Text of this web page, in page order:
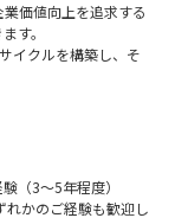
価値向上を追求する
す。
イクルを構築し、そ
定と優先順位付け
成
（3～5年程度）
れかのご経験も歓迎し